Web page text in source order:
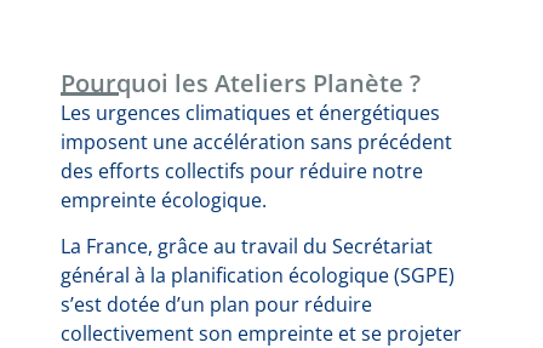
Pourquoi les Ateliers Planète ?
Les urgences climatiques et énergétiques
imposent une accélération sans précédent
des efforts collectifs pour réduire notre
empreinte écologique.
La France, grâce au travail du Secrétariat
général à la planification écologique (SGPE)
s’est dotée d’un plan pour réduire
collectivement son empreinte et se projeter